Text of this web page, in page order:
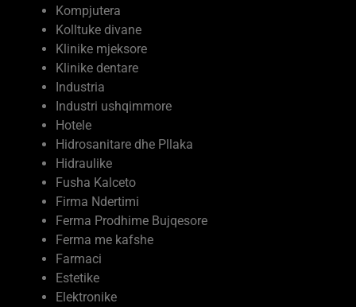
Kompjutera
Kolltuke divane
Klinike mjeksore
Klinike dentare
Industria
Industri ushqimmore
Hotele
Hidrosanitare dhe Pllaka
Hidraulike
Fusha Kalceto
Firma Ndertimi
Ferma Prodhime Bujqesore
Ferma me kafshe
Farmaci
Estetike
Elektronike